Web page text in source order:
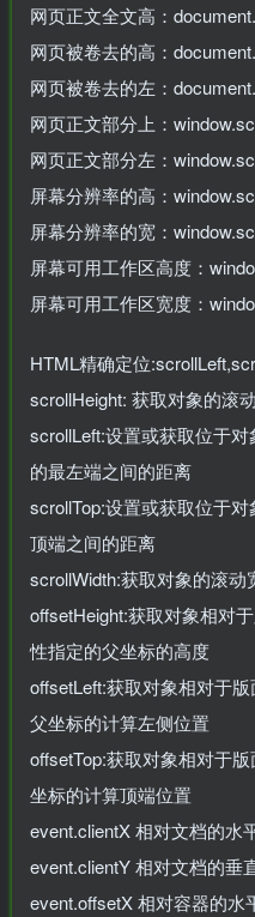
网页正文全文高：
网页被卷去的高：
网页被卷去的左：
网页正文部分上：
网页正文部分左：
屏幕分辨率的高：
屏幕分辨率的宽：
屏幕可用工作区高度：
屏幕可用工作区宽度：
HTML精确定位
scrollHeight: 获取对象的滚动
scrollLeft:设置或获取位于
的最左端之间的距离
scrollTop:设置或获取位于
顶端之间的距离
scrollWidth:获取对象的滚动
offsetHeight:获取对象相对
性指定的父坐标的高度
offsetLeft:获取对象相对于
父坐标的计算左侧位置
offsetTop:获取对象相对于
坐标的计算顶端位置
event.clientX 相对文档的水
event.clientY 相对文档的垂
event.offsetX 相对容器的水